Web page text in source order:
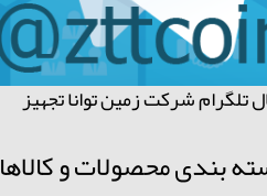
تلگرام شرکت زمین توانا تجهیز
بندی محصولات و کالاها